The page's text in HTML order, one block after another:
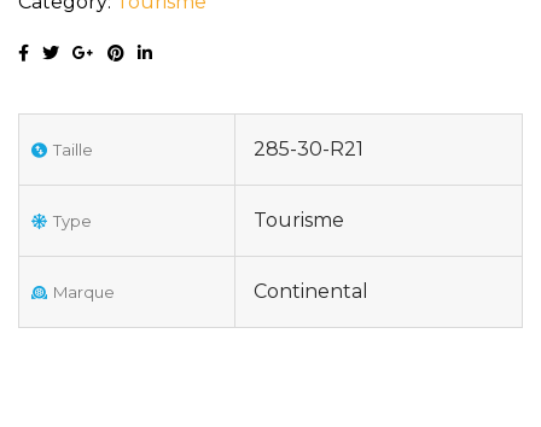
100Y
XL
Taille 285-30-R21
Type Tourisme
Marque Continental